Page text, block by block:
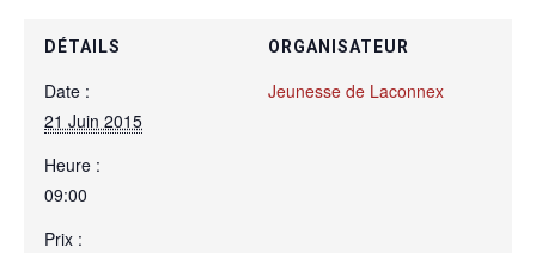
Genève
DÉTAILS
Date :
21 Juin 2015
Heure :
09:00
Prix :
ORGANISATEUR
Jeunesse de Laconnex